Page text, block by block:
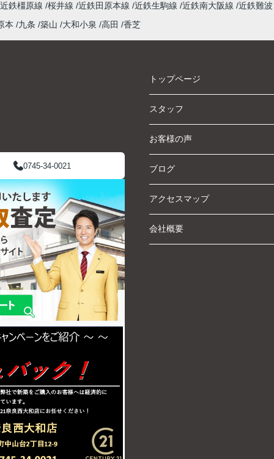
近鉄橿原線 桜井線 近鉄田原本線 近鉄生駒線 近鉄南大阪線 近鉄難
本
九条 築山 大和小泉 高田 香芝
0745-34-0021
トップページ
スタッフ
お客様の声
ブログ
アクセスマップ
会社概要